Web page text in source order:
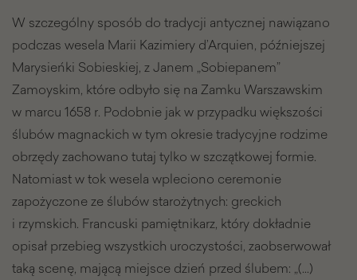
W szczególny sposób do tradycji antycznej nawiązano
podczas wesela Marii Kazimiery d’Arquien, późniejszej
Marysieńki Sobieskiej, z Janem „Sobiepanem”
Zamoyskim, które odbyło się na Zamku Warszawskim
w marcu 1658 r. Podobnie jak w przypadku większości
ślubów magnackich w tym okresie tradycyjne rodzime
obrzędy zachowano tutaj tylko w szczątkowej formie.
Natomiast w tok wesela wpleciono ceremonie
zapożyczone ze ślubów starożytnych: greckich
i rzymskich. Francuski pamiętnikarz, który dokładnie
opisał przebieg wszystkich uroczystości, zaobserwował
taką scenę, mającą miejsce dzień przed ślubem: „(…)